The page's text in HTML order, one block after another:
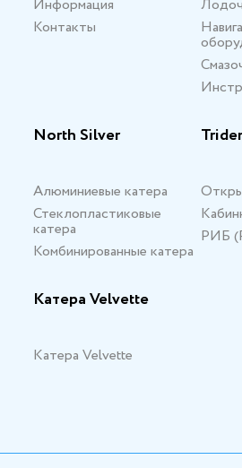
Информация
Контакты
North Silver
Алюминиевые катера
Стеклопластиковые
катера
Комбинированные катера
РИБ
Катера Velvette
Катера Velvette